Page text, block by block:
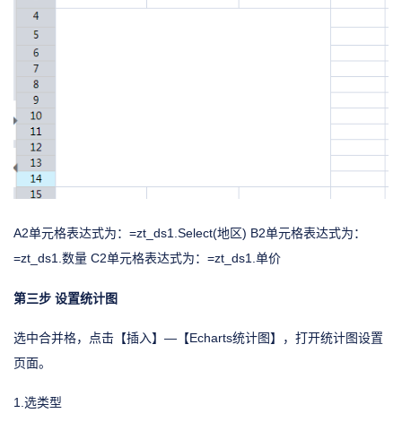
A2单元格表达式为：=zt_ds1.Select(地区) B2单元格表达式为：
=zt_ds1.数量 C2单元格表达式为：=zt_ds1.单价
第三步 设置统计图
选中合并格，点击【插入】—【Echarts统计图】，打开统计图设置
页面。
1.选类型